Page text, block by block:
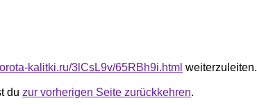
kalitki.ru/3lCsL9v/65RBh9i.html weiterzuleiten.
du zur vorherigen Seite zurückkehren.